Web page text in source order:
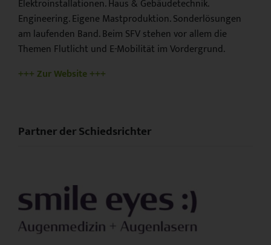
Elektroinstallationen. Haus & Gebäudetechnik.
Engineering. Eigene Mastproduktion. Sonderlösungen
am laufenden Band. Beim SFV stehen vor allem die
Themen Flutlicht und E-Mobilität im Vordergrund.
+++ Zur Website +++
Partner der Schiedsrichter